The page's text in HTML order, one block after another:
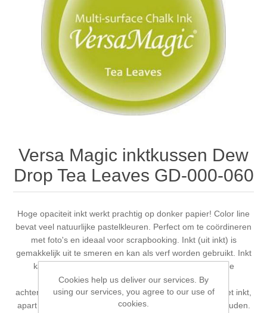
Stompkaarsen
Magic
Personen
Steampunk
Other Images
Alcohol ink
Embossing
Foto's
Gesso - Mediums
Inkleuren
Gummiapan
Lavinia Stamps
CraftEmotions
Ranger
Staedtler
inspiration
Art Journal 2025
Cards 2025
Kaarten 2023
kaarten 2022
Art journal 2022
Kaarten 2021
Versa Magic inktkussen Dew
Drop Tea Leaves GD-000-060
Hoge opaciteit inkt werkt prachtig op donker papier! Color line
bevat veel natuurlijke pastelkleuren. Perfect om te coördineren
met foto's en ideaal voor scrapbooking. Inkt (uit inkt) is
gemakkelijk uit te smeren en kan als verf worden gebruikt. Inkt
kan ook in klei worden gemengd. Gebruik inkt met de
Squeegee of Sponge Daubers om verschillende
achtergrondeffecten te creëren. Inkt de pad opnieuw (met inkt,
apart verkrijgbaar) indien nodig om de pad vochtig te houden.
Cookies help us deliver our services. By
using our services, you agree to our use of
cookies.